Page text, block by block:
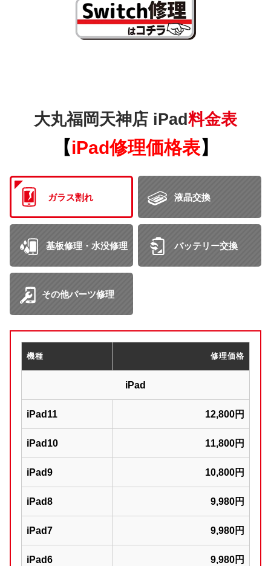
大丸福岡天神店 iPad 料金表
【iPad修理価格表】
ガラス割れ 液晶交換
基板修理・水没修理 バッテリー交換
その他パーツ修理
機種 修理価格
iPad
iPad11 12,800円
iPad10 11,800円
iPad9 10,800円
iPad8 9,980円
iPad7 9,980円
iPad6 9,980円